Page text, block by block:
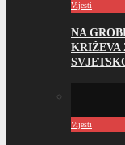
Vijesti
NA
KRIŽEVA
Vijesti